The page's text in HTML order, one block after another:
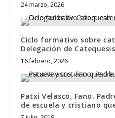
24 marzo, 2026
Ciclo formativo sobre
Delegación de
16 febrero, 2026
Patxi Velasco, Fano.
de escuela y cristiano